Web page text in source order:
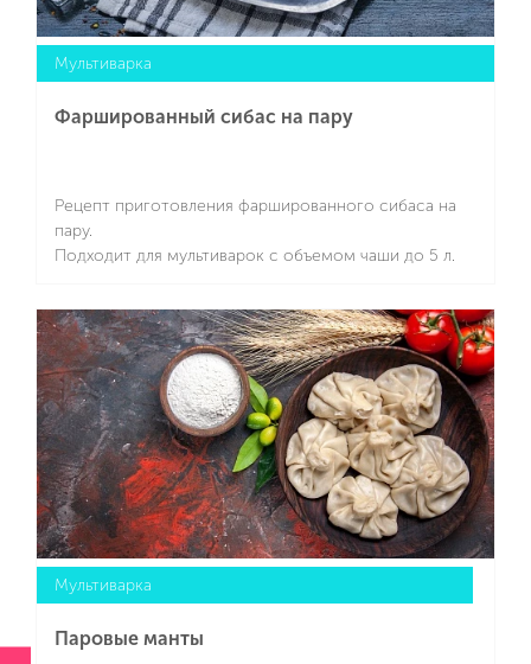
Мультиварка
Фаршированный сибас на пару
Рецепт приготовления фаршированного сибаса на
пару.
Подходит для мультиварок с объемом чаши до 5 л.
Подробнее
Мультиварка
Паровые манты